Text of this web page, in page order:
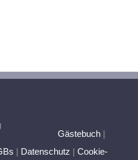
Gästebuch |
| Datenschutz | Cookie-